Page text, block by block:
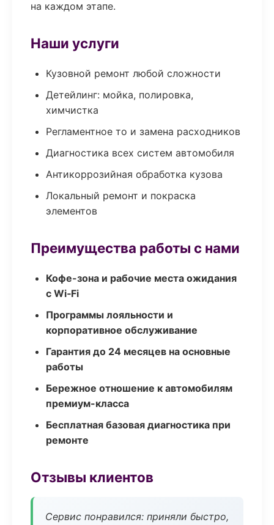
на каждом этапе.
Наши услуги
Кузовной ремонт любой сложности
Детейлинг: мойка, полировка,
химчистка
Регламентное то и замена расходников
Диагностика всех систем автомобиля
Антикоррозийная обработка кузова
Локальный ремонт и покраска
элементов
Преимущества работы с нами
Кофе-зона и рабочие места ожидания
с Wi‑Fi
Программы лояльности и
корпоративное обслуживание
Гарантия до 24 месяцев на основные
работы
Бережное отношение к автомобилям
премиум-класса
Бесплатная базовая диагностика при
ремонте
Отзывы клиентов
Сервис понравился: приняли быстро,